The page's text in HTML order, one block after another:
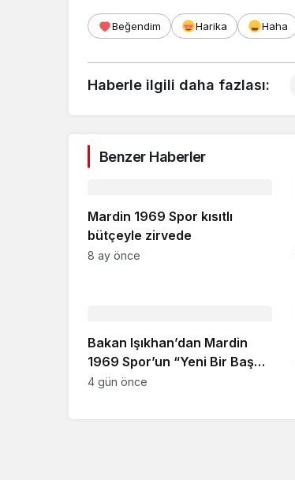
Beğendim Harika Haha
Haberle ilgili daha fazlası:
Benzer Haberler
Mardin 1969 Spor kısıtlı
bütçeyle zirvede
8 ay önce
Bakan Işıkhan’dan Mardin
1969 Spor’un “Yeni Bir Başarı
Hikayesi Yazacaklarına
4 gün önce